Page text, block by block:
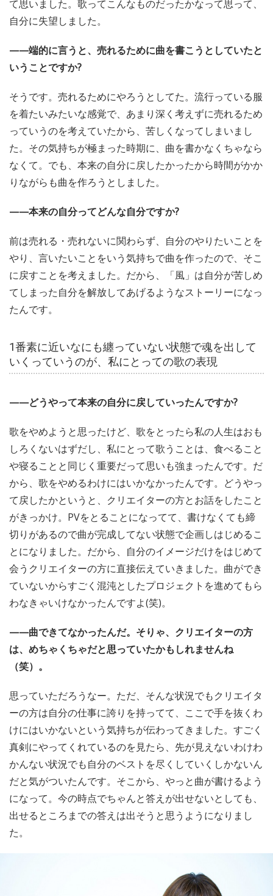
て思いました。歌ってこんなものだったかなって思って、
自分に失望しました。
——端的に言うと、売れるために曲を書こうとしていたと
いうことですか?
そうです。売れるためにやろうとしてた。流行っている服
を着たいみたいな感覚で、あまり深く考えずに売れるため
っていうのを考えていたから、苦しくなってしまいまし
た。その気持ちが極まった時期に、曲を書かなくちゃなら
なくて。でも、本来の自分に戻したかったから時間がかか
りながらも曲を作ろうとしました。
——本来の自分ってどんな自分ですか?
前は売れる・売れないに関わらず、自分のやりたいことを
やり、言いたいことをいう気持ちで曲を作ったので、そこ
に戻すことを考えました。だから、「風」は自分が苦しめ
てしまった自分を解放してあげるようなストーリーになっ
たんです。
1番素に近いなにも纏っていない状態で魂を出して
いくっていうのが、私にとっての歌の表現
——どうやって本来の自分に戻していったんですか?
歌をやめようと思ったけど、歌をとったら私の人生はおも
しろくないはずだし、私にとって歌うことは、食べること
や寝ることと同じく重要だって思いも強まったんです。だ
から、歌をやめるわけにはいかなかったんです。どうやっ
て戻したかというと、クリエイターの方とお話をしたこと
がきっかけ。PVをとることになってて、書けなくても締
切りがあるので曲が完成してない状態で企画しはじめるこ
とになりました。だから、自分のイメージだけをはじめて
会うクリエイターの方に直接伝えていきました。曲ができ
ていないからすごく混沌としたプロジェクトを進めてもら
わなきゃいけなかったんですよ(笑)。
——曲できてなかったんだ。そりゃ、クリエイターの方
は、めちゃくちゃだと思っていたかもしれませんね
（笑）。
思っていただろうなー。ただ、そんな状況でもクリエイタ
ーの方は自分の仕事に誇りを持ってて、ここで手を抜くわ
けにはいかないという気持ちが伝わってきました。すごく
真剣にやってくれているのを見たら、先が見えないわけわ
かんない状況でも自分のベストを尽くしていくしかないん
だと気がついたんです。そこから、やっと曲が書けるよう
になって。今の時点でちゃんと答えが出せないとしても、
出せるところまでの答えは出そうと思うようになりまし
た。